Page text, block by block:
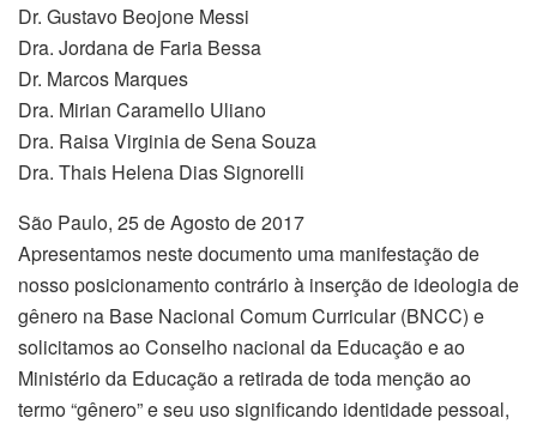
Dr. Gustavo Beojone Messi
Dra. Jordana de Faria Bessa
Dr. Marcos Marques
Dra. Mirian Caramello Uliano
Dra. Raisa Virginia de Sena Souza
Dra. Thais Helena Dias Signorelli
São Paulo, 25 de Agosto de 2017
Apresentamos neste documento uma manifestação de
nosso posicionamento contrário à inserção de ideologia de
gênero na Base Nacional Comum Curricular (BNCC) e
solicitamos ao Conselho nacional da Educação e ao
Ministério da Educação a retirada de toda menção ao
termo “gênero” e seu uso significando identidade pessoal,